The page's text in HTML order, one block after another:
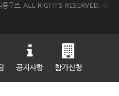
쿠르. ALL RIGHTS RESERVED.
공지사항 참가신청